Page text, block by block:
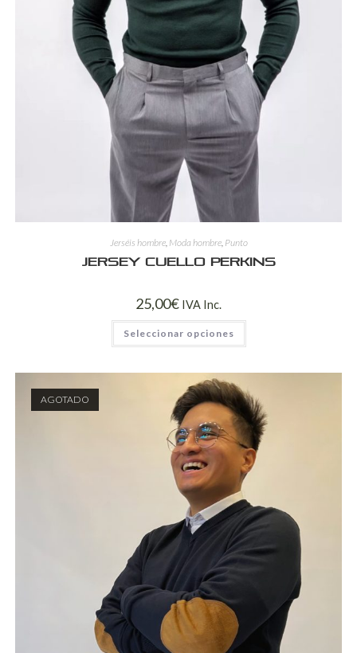
Jerséis hombre, Moda hombre, Punto
Jersey Cuello Perkins
25,00€ IVA Inc.
Seleccionar opciones
AGOTADO